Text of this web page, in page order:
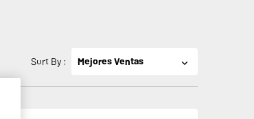
Sort By : Mejores Ventas